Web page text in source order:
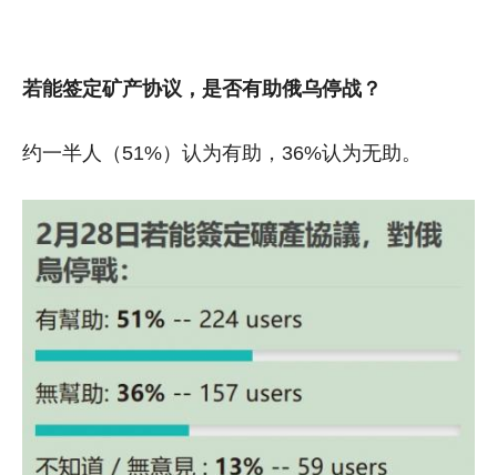
若能签定矿产协议，是否有助俄乌停战？
约一半人（51%）认为有助，36%认为无助。